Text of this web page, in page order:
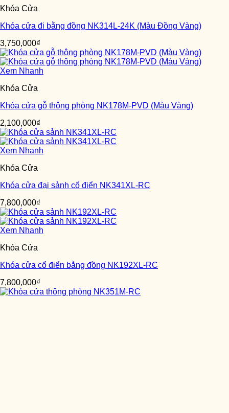
Khóa Cửa
Khóa cửa đi bằng đồng NK314L-24K (Màu Đồng Vàng)
3,750,000₫
Xem Nhanh
Khóa Cửa
Khóa cửa gỗ thông phòng NK178M-PVD (Màu Vàng)
2,100,000₫
Xem Nhanh
Khóa Cửa
Khóa cửa đại sảnh cổ điển NK341XL-RC
7,800,000₫
Xem Nhanh
Khóa Cửa
Khóa cửa cổ điển bằng đồng NK192XL-RC
7,800,000₫